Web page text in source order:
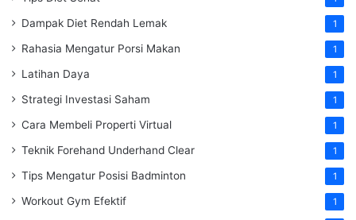
Dampak Diet Rendah Lemak 1
Rahasia Mengatur Porsi Makan 1
Latihan Daya 1
Strategi Investasi Saham 1
Cara Membeli Properti Virtual 1
Teknik Forehand Underhand Clear 1
Tips Mengatur Posisi Badminton 1
Workout Gym Efektif 1